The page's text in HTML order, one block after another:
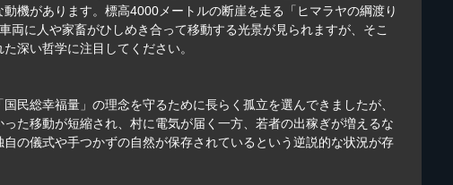
機があります。標高4000メートルの断崖を走る「ヒマラヤの綱渡り
に人や家畜がひしめき合って移動する光景が見られますが、そこ
深い哲学に注目してください。
民総幸福量」の理念を守るために長らく孤立を選んできましたが、
た移動が短縮され、村に電気が届く一方、若者の出稼ぎが増えるな
の儀式や手つかずの自然が保存されているという逆説的な状況が存